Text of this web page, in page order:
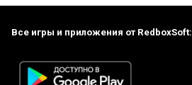
Все игры и приложения от RedboxSoft: